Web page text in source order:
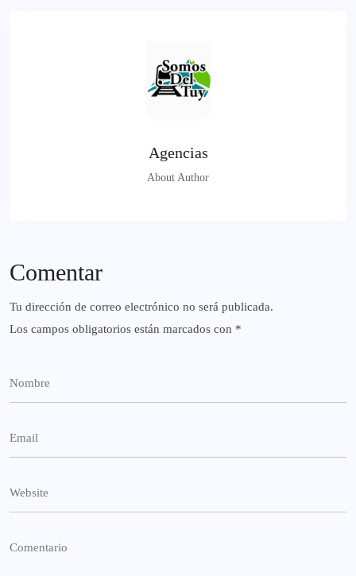
Agencias
About Author
Comentar
Tu dirección de correo electrónico no será publicada.
Los campos obligatorios están marcados con *